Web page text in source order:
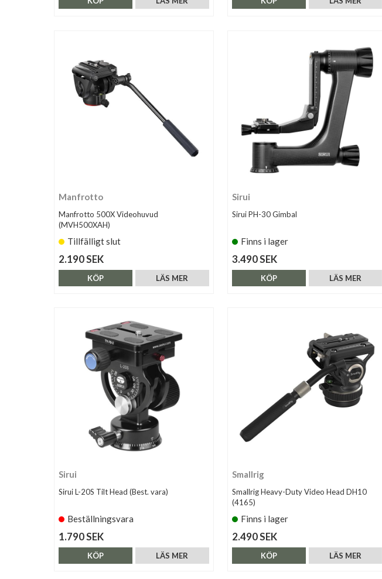
Manfrotto
Manfrotto 500X Videohuvud
(MVH500XAH)
Tillfälligt slut
2.190 SEK
LÄS MER
KÖP
Sirui
Sirui PH-30 Gimbal
Finns i lager
3.490 SEK
LÄS MER
KÖP
Sirui
Sirui L-20S Tilt Head (Best. vara)
Beställningsvara
1.790 SEK
LÄS MER
KÖP
Smallrig
Smallrig Heavy-Duty Video Head DH10
(4165)
Finns i lager
2.490 SEK
LÄS MER
KÖP